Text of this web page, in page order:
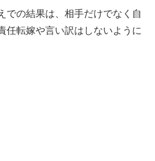
での結果は、相手だけでなく自
任転嫁や言い訳はしないように